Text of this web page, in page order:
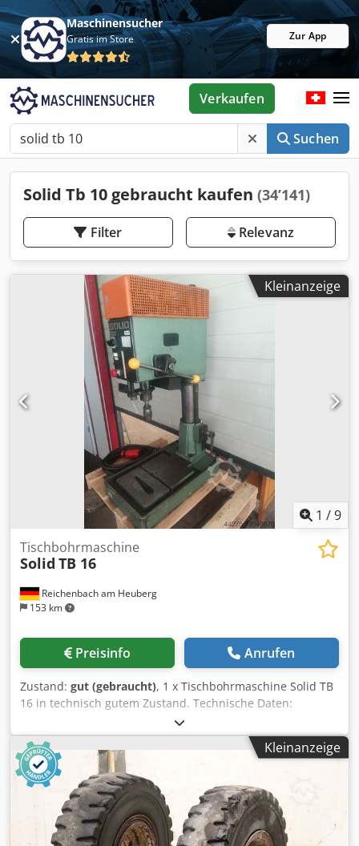
Maschinensucher
Gratis im Store Zur App
Suchen
Verkaufen
Solid Tb 10 gebraucht kaufen (34’141)
Filter Relevanz
Kleinanzeige
1 /9
Reichenbach am Heuberg
153 km
Tischbohrmaschine
Solid TB 16
Preisinfo Anrufen
Zustand: gut (gebraucht), 1 x Tischbohrmaschine Solid TB
16 in technisch gutem Zustand. Technische Daten:
Aufnahme: MK 2 Drehzahlen: 200 - 3200 U/min
Tischaufspannfläche: 260 x 330 mm Zubehör:
Schnellspannfutter 1 - 13 mm Dcodowyw Apepfx Ahzok
Austreibkeil Die Maschine kann unter Strom Besichtigt
werden.
Kleinanzeige